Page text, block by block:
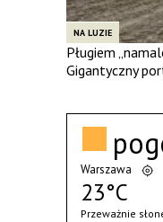
NA LUZIE
Pługiem
Gigantyczny
Warszawa
23°C
Przeważnie